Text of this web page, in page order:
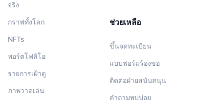
จริง
กราฟทั้งโลก
NFTs
พอร์ตโฟลิโอ
รายการเฝ้าดู
ภาพวาดเล่น
ช่วยเหลือ
ขึ้นจดทะเบียน
แบบฟอร์มร้องขอ
ติดต่อฝ่ายสนับสนุน
คำถามพบบ่อย